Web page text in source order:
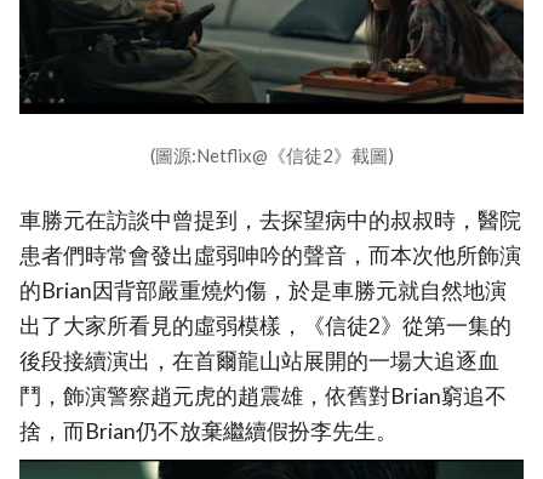
(圖源:Netflix@《信徒2》截圖)
車勝元在訪談中曾提到，去探望病中的叔叔時，醫院
患者們時常會發出虛弱呻吟的聲音，而本次他所飾演
的Brian因背部嚴重燒灼傷，於是車勝元就自然地演
出了大家所看見的虛弱模樣，《信徒2》從第一集的
後段接續演出，在首爾龍山站展開的一場大追逐血
鬥，飾演警察趙元虎的趙震雄，依舊對Brian窮追不
捨，而Brian仍不放棄繼續假扮李先生。